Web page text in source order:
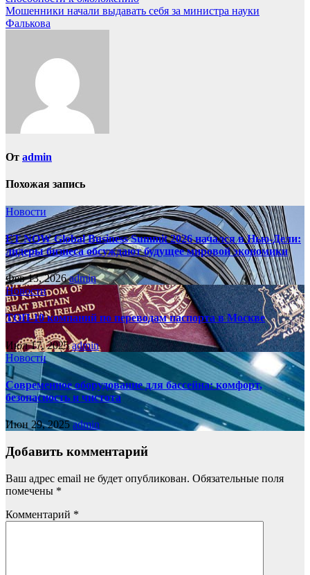
по
записям
Мошенники начали выдавать себя за министра науки
Фалькова
От admin
Похожая запись
Новости
ET NOW Global Business Summit 2026 начался в Нью‑Дели:
лидеры бизнеса обсуждают будущее мировой экономики
Фев 13, 2026admin
Новости
ТОП-10 компаний по переводам паспорта в Москве
Июл 17, 2025admin
Новости
Современное оборудование для бассейна: комфорт,
безопасность и чистота
Июн 29, 2025admin
Добавить комментарий
Ваш адрес email не будет опубликован. Обязательные поля
помечены *
Комментарий *